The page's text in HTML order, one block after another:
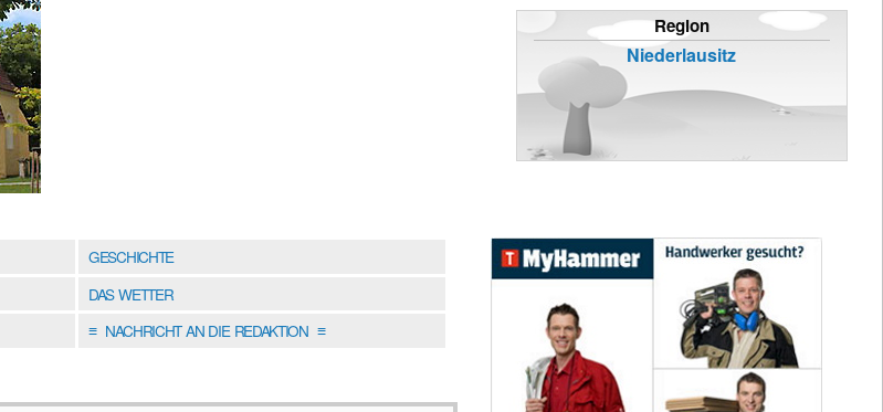
Region
Niederlausitz
GESCHICHTE
DAS WETTER
≡NACHRICHT AN DIE REDAKTION ≡